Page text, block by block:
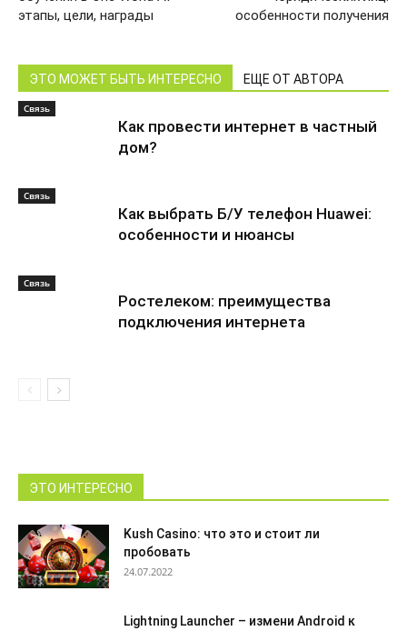
этапы, цели, награды
особенности получения
ЭТО МОЖЕТ БЫТЬ ИНТЕРЕСНО ЕЩЕ ОТ АВТОРА
Связь
Как провести интернет в частный
дом?
Связь
Как выбрать Б/У телефон Huawei:
особенности и нюансы
Связь
Ростелеком: преимущества
подключения интернета
ЭТО ИНТЕРЕСНО
Kush Casino: что это и стоит ли
пробовать
24.07.2022
Lightning Launcher – измени Android к